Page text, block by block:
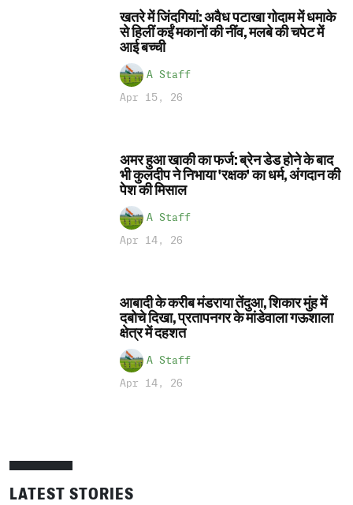
खतरे में जिंदगियां: अवैध पटाखा गोदाम में धमाके
से हिलीं कईं मकानों की नींव, मलबे की चपेट में
आई बच्ची
A Staff
Apr 15, 26
अमर हुआ खाकी का फर्ज: ब्रेन डेड होने के बाद
भी कुलदीप ने निभाया 'रक्षक' का धर्म, अंगदान की
पेश की मिसाल
A Staff
Apr 14, 26
आबादी के करीब मंडराया तेंदुआ, शिकार मुंह में
दबोचे दिखा, प्रतापनगर के मांडेवाला गऊशाला
क्षेत्र में दहशत
A Staff
Apr 14, 26
LATEST STORIES